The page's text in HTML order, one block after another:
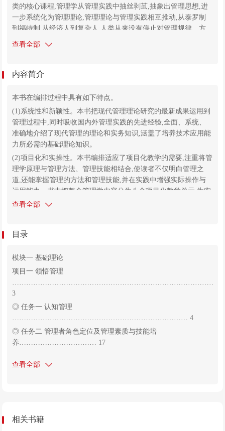
类的核心课程,管理学从管理实践中抽丝剥茧,抽象出管理思想,进
一步系统化为管理理论,管理理论与管理实践相互推动,从泰罗制
到福特制,从经济人到复杂人,人类从来没有停止对管理规律、方
法的探究,管理学理论不断丰富,管理学的研究边界不断扩展,管理
新研究成果和重要观点。全书内容共分为三大模块八大项目。三
第一模块阐述管理学原理的基本问题(管理的涵义、管理的性质、
管理学的研究对象和任务)、管理学的形成和发展、管理道德和社
会责任;第二模块以管理者的四项基本职能(计划、组织、领导、
控制)为主线来展开分析和讨论,分别阐明各项基本职能的概念、
目的、性质、内容、结构的特点、基本原理、执行的方法和手段
等;第三模块主要阐述管理创新的最新观点。
查看全部
内容简介
本书在编排过程中具有如下特点。
(1)系统性和新颖性。本书把现代管理理论研究的最新成果运用到
管理过程中,同时吸收国内外管理实践的先进经验,全面、系统、
准确地介绍了现代管理的理论和实务知识,涵盖了培养技术应用能
力所必需的基础理论知识。
(2)项目化和实操性。本书编排适应了项目化教学的需要,注重将管
理学原理与管理方法、管理技能相结合,使读者不仅明白管理之
道,还能掌握管理的方法和管理技能,并在实践中增强实际操作与
运用能力。书中把整个管理学内容分为八个项目化教学单元,为实
践教学奠定了良好的基础。
述各种管理理论的同时,列举了国内外诸多管理案例,有助于学生
(4)参与性和针对性。针对每个项目的内容,开篇相应设置了管理小
故事,篇尾设置案例实战,针对性强。便于学生深入浅出地理解管
理理论,引发读者的学习兴趣,增强读者的参与性,提高读者分析问
题、解决问题的能力,使理论与实践更加紧密地结合。
本书将“课程思政”融入管理学知识的学习之中,将思政教育与知识
学习紧密结合,培养学生正确的社会责任感和使命感,增强学生的
家国情怀和道路自信,激励学生为中国梦的实现而努力奋斗。
本书是作者在多年从事管理学理论的教学与研究基础上编写并修
论与企业组织理论结合起来,努力在本书中把经济学和管理学的最
查看全部
目录
模块一 基础理论
项目一 领悟管理
………………………………………………………………………………
3
◎ 任务一 认知管理
………………………………………………………………… 4
◎ 任务二 管理者角色定位及管理素质与技能培
养…………………………… 17
…………………………………………………………… 24
◎ 复习思考题
查看全部
相关书籍